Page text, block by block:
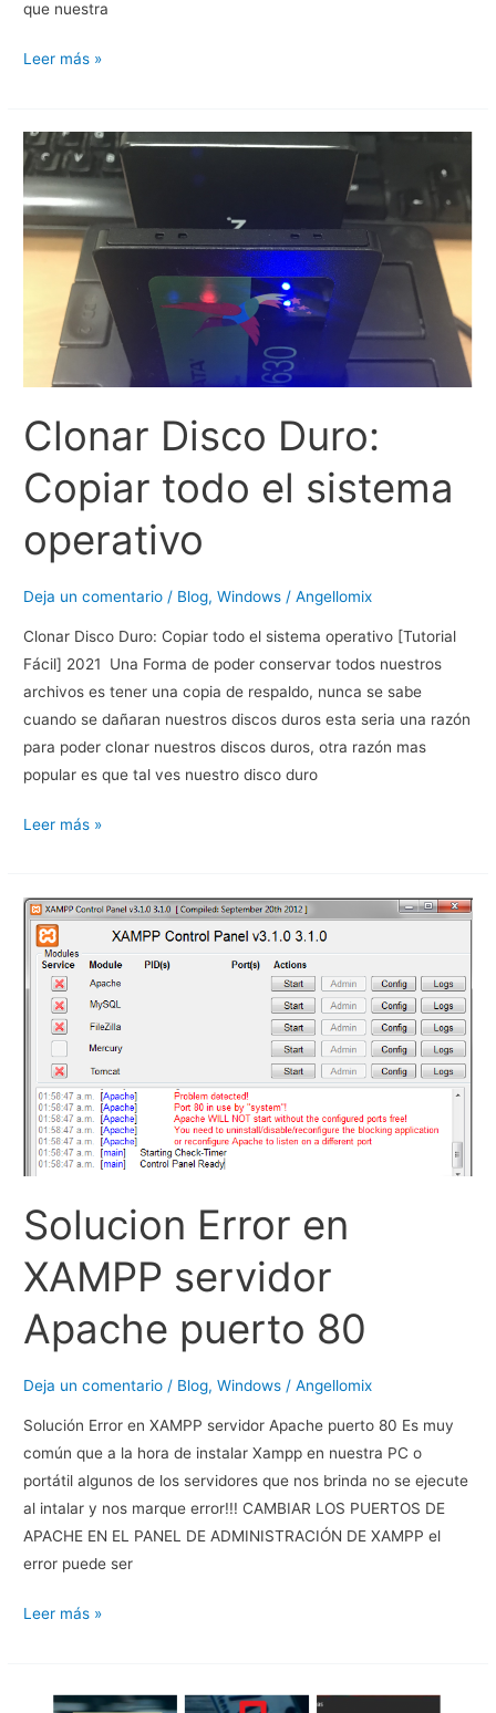
que nuestra
Eliminar
acceso
directo
en
usb
y
Leer más »
Clonar Disco Duro:
Copiar todo el sistema
operativo
Deja un comentario / Blog,Windows /Angellomix
Clonar Disco Duro: Copiar todo el sistema operativo [Tutorial
Fácil] 2021 Una Forma de poder conservar todos nuestros
archivos es tener una copia de respaldo, nunca se sabe
cuando se dañaran nuestros discos duros esta seria una razón
para poder clonar nuestros discos duros, otra razón mas
popular es que tal ves nuestro disco duro
Clonar
Copiar
todo
sistema
operativo
Leer más »
Solucion Error en
XAMPP servidor
Apache puerto 80
Deja un comentario / Blog,Windows /Angellomix
Solución Error en XAMPP servidor Apache puerto 80 Es muy
común que a la hora de instalar Xampp en nuestra PC o
portátil algunos de los servidores que nos brinda no se ejecute
al intalar y nos marque error!!! CAMBIAR LOS PUERTOS DE
APACHE EN EL PANEL DE ADMINISTRACIÓN DE XAMPP el
error puede ser
Solucion
XAMPP
Leer más »